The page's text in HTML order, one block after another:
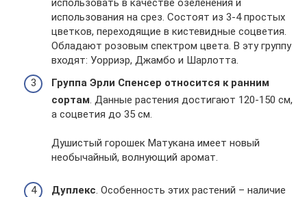
использования на срез. Состоят из 3-4 простых
цветков, переходящие в кистевидные соцветия.
Обладают розовым спектром цвета. В эту группу
входят: Уорриэр, Джамбо и Шарлотта.
Группа Эрли Спенсер относится к ранним
сортам. Данные растения достигают 120-150 см,
а соцветия до 35 см.
Душистый горошек Матукана имеет новый
необычайный, волнующий аромат.
Дуплекс. Особенность этих растений – наличие